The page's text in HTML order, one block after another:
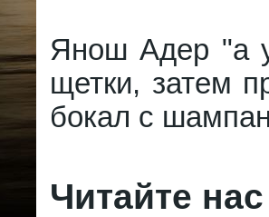
Янош Адер "а
щетки, затем
бокал с
Читайте